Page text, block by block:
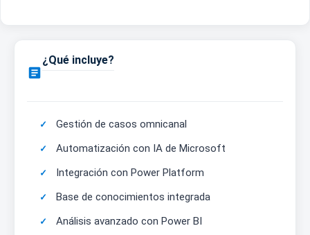

¿Qué incluye?
Gestión de casos omnicanal
Automatización con IA de Microsoft
Integración con Power Platform
Base de conocimientos integrada
Análisis avanzado con Power BI